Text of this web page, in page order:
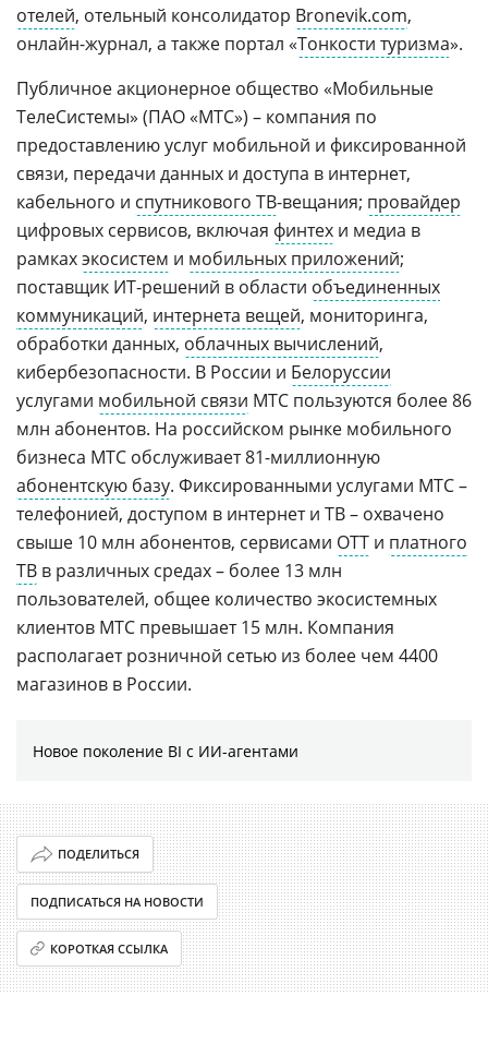
отелей, отельный консолидатор Bronevik.com,
онлайн-журнал, а также портал «Тонкости туризма».
Публичное акционерное общество «Мобильные
ТелеСистемы» (ПАО «МТС») – компания по
предоставлению услуг мобильной и фиксированной
связи, передачи данных и доступа в интернет,
кабельного и спутникового ТВ-вещания; провайдер
цифровых сервисов, включая финтех и медиа в
рамкахэкосистем и мобильных приложений;
поставщик ИТ-решений в области объединенных
коммуникаций, интернета вещей, мониторинга,
обработки данных, облачных вычислений,
кибербезопасности. В России и Белоруссии
услугами мобильной связи МТС пользуются более 86
млн абонентов. На российском рынке мобильного
бизнеса МТС обслуживает 81-миллионную
абонентскую базу. Фиксированными услугами МТС –
телефонией, доступом в интернет и ТВ – охвачено
свыше 10 млн абонентов, сервисами OTT и платного
ТВ в различных средах – более 13 млн
пользователей, общее количество экосистемных
клиентов МТС превышает 15 млн. Компания
располагает розничной сетью из более чем 4400
магазинов в России.
Новое поколение BI с ИИ-агентами
ПОДЕЛИТЬСЯ
ПОДПИСАТЬСЯ НА НОВОСТИ
КОРОТКАЯ ССЫЛКА